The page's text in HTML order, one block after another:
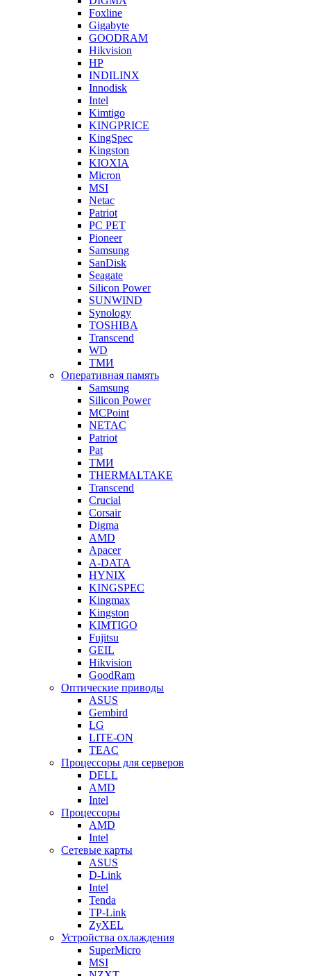
Foxline
Gigabyte
GOODRAM
Hikvision
HP
INDILINX
Innodisk
Intel
Kimtigo
KINGPRICE
KingSpec
Kingston
KIOXIA
Micron
MSI
Netac
Patriot
PC PET
Pioneer
Samsung
SanDisk
Seagate
Silicon Power
SUNWIND
Synology
TOSHIBA
Transcend
WD
ТМИ
Оперативная память
Samsung
Silicon Power
MCPoint
NETAC
Patriot
Pat
ТМИ
THERMALTAKE
Transcend
Crucial
Corsair
Digma
AMD
Apacer
A-DATA
HYNIX
KINGSPEC
Kingmax
Kingston
KIMTIGO
Fujitsu
GEIL
Hikvision
GoodRam
Оптические приводы
ASUS
Gembird
LG
LITE-ON
TEAC
Процессоры для серверов
DELL
AMD
Intel
Процессоры
AMD
Intel
Сетевые карты
ASUS
D-Link
Intel
Tenda
TP-Link
ZyXEL
Устройства охлаждения
SuperMicro
MSI